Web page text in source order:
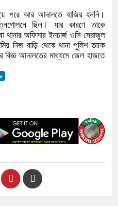
পরে আর আদালতে হাজির হননি।
ছিল। যার কারণে তাকে
থানার অফিসার ইনচার্জ ওসি সেরাজুল
নিজ বাড়ি থেকে থানা পুলিশ তাকে
আদালতের মাধ্যমে জেল হাজতে